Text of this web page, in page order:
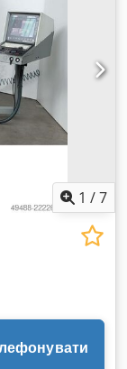
кВА Chodpfx
(ДxШxВ):
1 /7